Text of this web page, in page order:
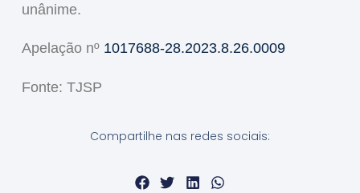
unânime.
Apelação nº 1017688-28.2023.8.26.0009
Fonte: TJSP
Compartilhe nas redes sociais: